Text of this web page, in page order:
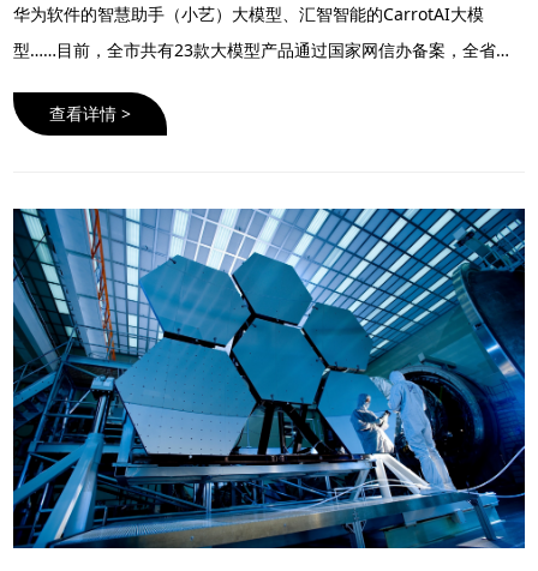
华为软件的智慧助手（小艺）大模型、汇智智能的CarrotAI大模
型……目前，全市共有23款大模型产品通过国家网信办备案，全省占
查看详情 >